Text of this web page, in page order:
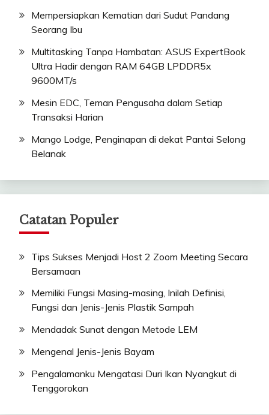
Mempersiapkan Kematian dari Sudut Pandang
Seorang Ibu
Multitasking Tanpa Hambatan: ASUS ExpertBook
Ultra Hadir dengan RAM 64GB LPDDR5x
9600MT/s
Mesin EDC, Teman Pengusaha dalam Setiap
Transaksi Harian
Mango Lodge, Penginapan di dekat Pantai Selong
Belanak
Catatan Populer
Tips Sukses Menjadi Host 2 Zoom Meeting Secara
Bersamaan
Memiliki Fungsi Masing-masing, Inilah Definisi,
Fungsi dan Jenis-Jenis Plastik Sampah
Mendadak Sunat dengan Metode LEM
Mengenal Jenis-Jenis Bayam
Pengalamanku Mengatasi Duri Ikan Nyangkut di
Tenggorokan